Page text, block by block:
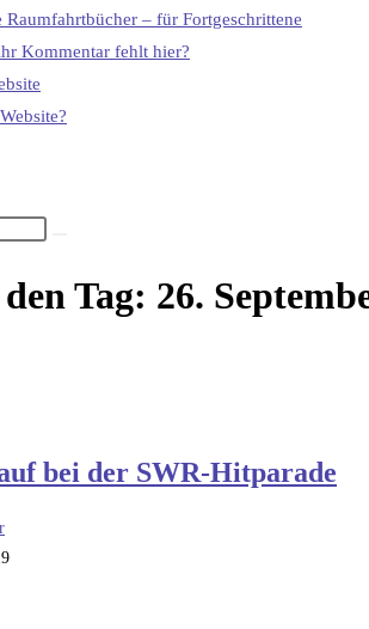
Raumfahrtbücher – für Fortgeschrittene
Kommentar fehlt hier?
Tag: 26.
bei der SWR-Hitparade